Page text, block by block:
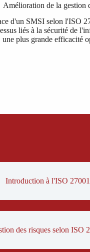
Amélioration de la gestion
d'un SMSI selon l'ISO
liés à la sécurité de
une plus grande efficacité
Introduction à l'ISO 27001
des risques selon ISO